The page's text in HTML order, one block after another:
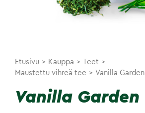
Etusivu > Kauppa > Teet >
Maustettu vihreä tee > Vanilla Garden
Vanilla Garden